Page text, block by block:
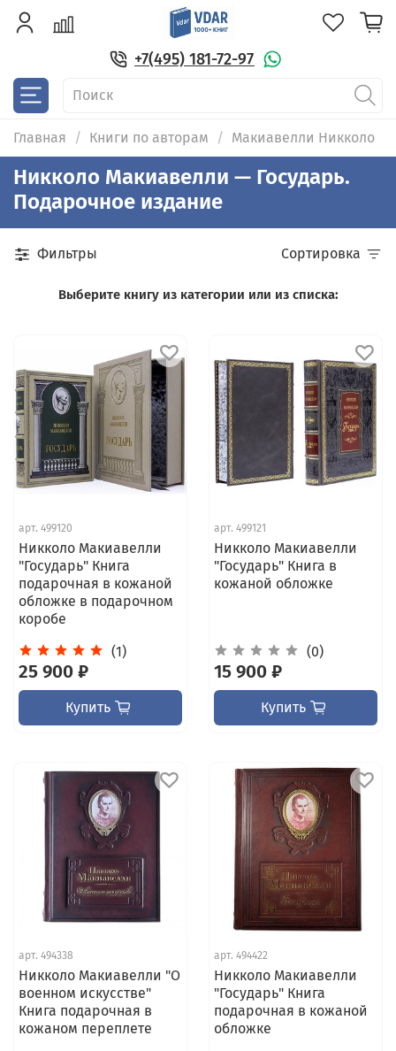
+7(495) 181-72-97
Главная Книги по авторам Макиавелли Никколо
Никколо Макиавелли — Государь.
Подарочное издание
Фильтры Сортировка
Выберите книгу из категории или из списка:
арт. 499120
Никколо Макиавелли
"Государь" Книга
подарочная в кожаной
обложке в подарочном
коробе
(1)
25 900 ₽
Купить
арт. 499121
Никколо Макиавелли
"Государь" Книга в
кожаной обложке
(0)
15 900 ₽
Купить
арт. 494338
Никколо Макиавелли "О
военном искусстве"
Книга подарочная в
кожаном переплете
арт. 494422
Никколо Макиавелли
"Государь" Книга
подарочная в кожаной
обложке